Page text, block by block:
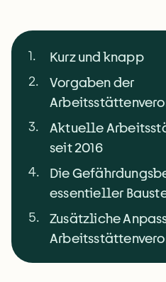
1.
Kurz und knapp
2.
Vorgaben der
3.
Aktuelle
seit 2016
4.
Die
essentieller
5.
Zusätzliche